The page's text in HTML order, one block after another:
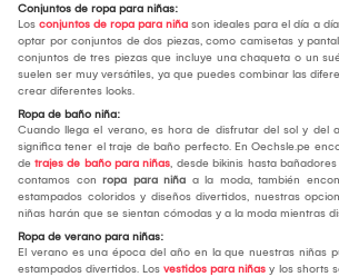
Conjuntos de ropa para niñas:
Los conjuntos de ropa para niña son ideales para el día a
optar por conjuntos de dos piezas, como camisetas y
conjuntos de tres piezas que incluye una chaqueta o un
suelen ser muy versátiles, ya que puedes combinar las
crear diferentes looks.
Ropa de baño niña:
Cuando llega el verano, es hora de disfrutar del sol y del
significa tener el traje de baño perfecto. En Oechsle.pe
de trajes de baño para niñas, desde bikinis hasta
contamos con ropa para niña a la moda, también
estampados coloridos y diseños divertidos, nuestras
niñas harán que se sientan cómodas y a la moda mientras
Ropa de verano para niñas:
El verano es una época del año en la que nuestras niñas
estampados divertidos. Los vestidos para niñas y los shorts